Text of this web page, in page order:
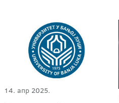
14. апр 2025.